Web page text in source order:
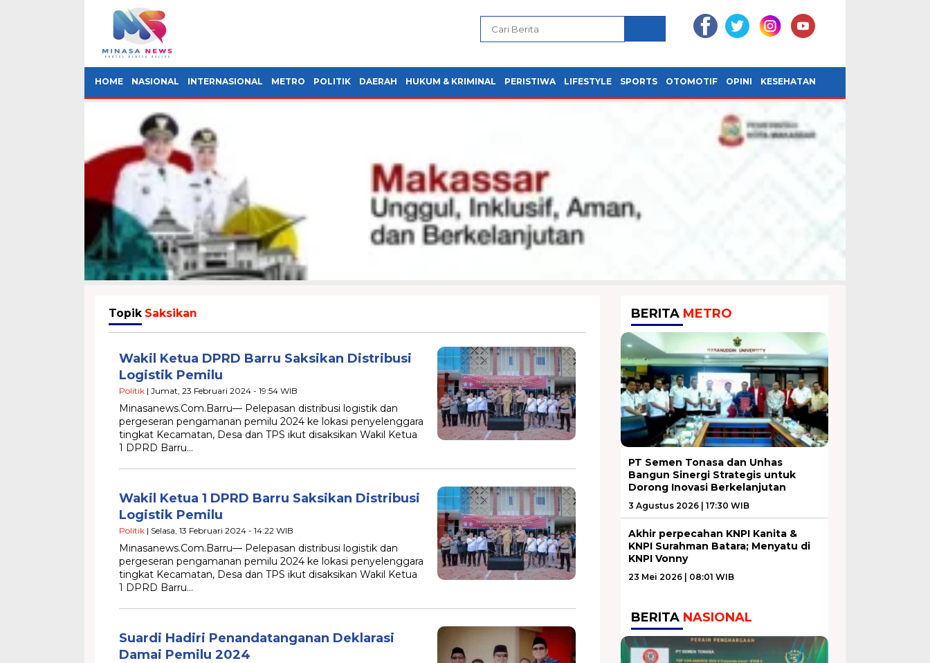
HOME NASIONAL INTERNASIONAL METRO POLITIK DAERAH HUKUM & KRIMINAL PERISTIWA LIFESTYLE SPORTS OTOMOTIF OPINI KESEHATAN
Topik Saksikan
Wakil Ketua DPRD Barru Saksikan Distribusi
Logistik Pemilu
Politik | Jumat, 23 Februari 2024 - 19:54 WIB
Minasanews.Com.Barru— Pelepasan distribusi logistik dan
pergeseran pengamanan pemilu 2024 ke lokasi penyelenggara
tingkat Kecamatan, Desa dan TPS ikut disaksikan Wakil Ketua
1 DPRD Barru…
Wakil Ketua 1 DPRD Barru Saksikan Distribusi
Logistik Pemilu
Politik | Selasa, 13 Februari 2024 - 14:22 WIB
Minasanews.Com.Barru— Pelepasan distribusi logistik dan
pergeseran pengamanan pemilu 2024 ke lokasi penyelenggara
tingkat Kecamatan, Desa dan TPS ikut disaksikan Wakil Ketua
1 DPRD Barru…
Suardi Hadiri Penandatanganan Deklarasi
Damai Pemilu 2024
BERITA METRO
PT Semen Tonasa dan Unhas
Bangun Sinergi Strategis untuk
Dorong Inovasi Berkelanjutan
3 Agustus 2026 | 17:30 WIB
Akhir perpecahan KNPI Kanita &
KNPI Surahman Batara; Menyatu di
KNPI Vonny
23 Mei 2026 | 08:01 WIB
BERITA NASIONAL